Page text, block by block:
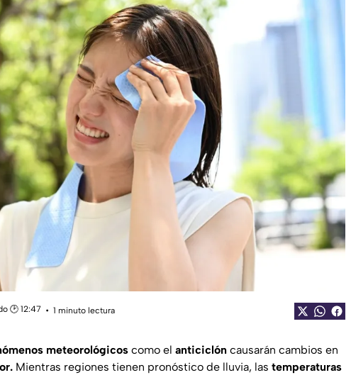
🕑 12:47
1 minuto lectura
meteorológicos como el anticiclón causarán cambios en
Mientras regiones tienen pronóstico de lluvia, las temperaturas